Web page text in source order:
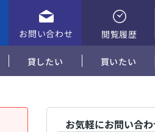
お問い合わせ 閲覧履歴
貸したい 買いたい
お気軽にお問い合